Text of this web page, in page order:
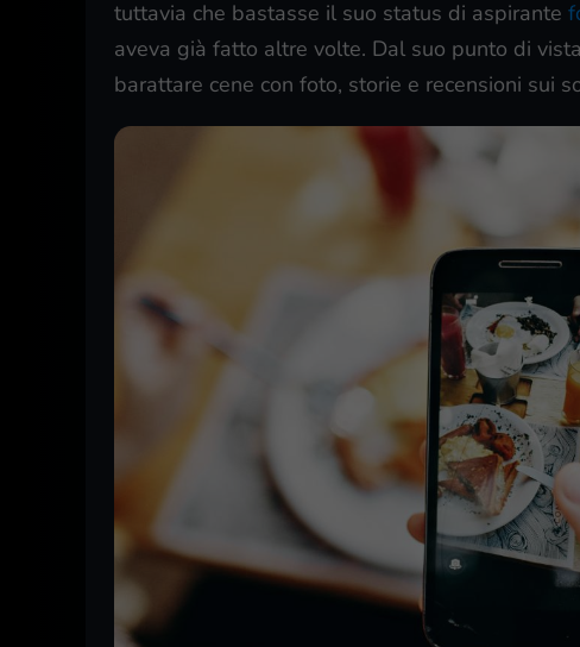
tuttavia che bastasse il suo status di aspirante
aveva già fatto altre volte. Dal suo punto di
barattare cene con foto, storie e recensioni sui